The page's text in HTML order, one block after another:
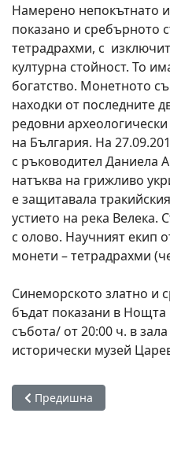
Намерено непокътнато
показано и сребърното
тетрадрахми, с
културна стойност. То
богатство. Монетното
находки от последните
редовни
на България. На
с ръководител
натъква на грижливо
е защитавала
устието на река Велека.
с олово. Научният екип
монети – тетрадрахми
Синеморското златно
бъдат показани в Нощта
събота/ от 20:00 ч. в
исторически музей
Предишна статия:
Предишна